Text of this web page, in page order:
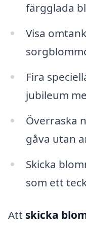
färgglada
Visa
Fira
jubileum
Överraska
gåva utan
Skicka
som ett
Att skicka